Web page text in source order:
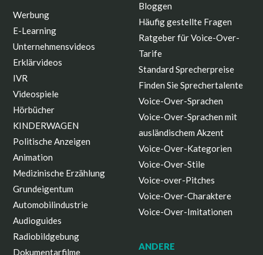
Werbung
E-Learning
Unternehmensvideos
Erklärvideos
IVR
Videospiele
Hörbücher
KINDERWAGEN
Politische Anzeigen
Animation
Medizinische Erzählung
Grundeigentum
Automobilindustrie
Audioguides
Radiobildgebung
Dokumentarfilme
Bloggen
Häufig gestellte Fragen
Ratgeber für Voice-Over-
Tarife
Standard Sprecherpreise
Finden Sie Sprechertalente
Voice-Over-Sprachen
Voice-Over-Sprachen mit
ausländischem Akzent
Voice-Over-Kategorien
Voice-Over-Stile
Voice-over-Pitches
Voice-Over-Charaktere
Voice-Over-Imitationen
ANDERE